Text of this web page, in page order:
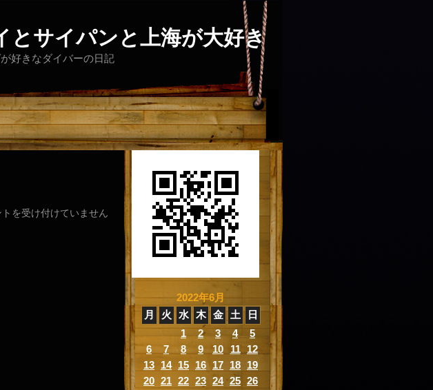
サイパンと上海が大好き
好きなダイバーの日記
トを受け付けていません
2022年6月
月
火 水 木 金 土
日
1
2 3 4
5
6
7 8 9 10 11
12
13 14 15 16 17 18 19
20 21 22 23 24 25 26